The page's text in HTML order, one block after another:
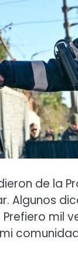
de la
mil